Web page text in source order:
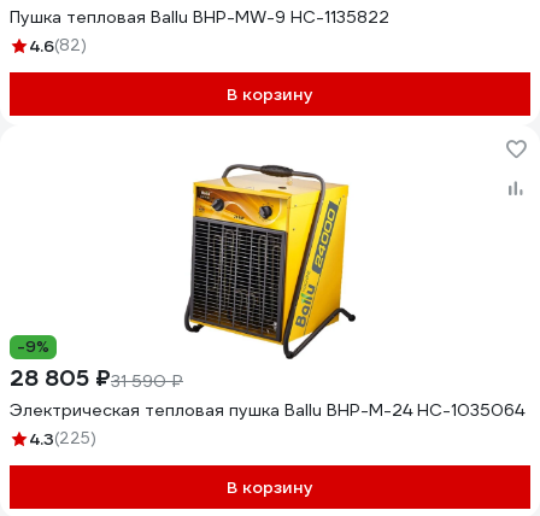
Пушка тепловая Ballu BHP-MW-9 НС-1135822
4.6(82)
В корзину
-9%
28 805 ₽31 590 ₽
Электрическая тепловая пушка Ballu BHP-M-24 НС-1035064
4.3(225)
В корзину